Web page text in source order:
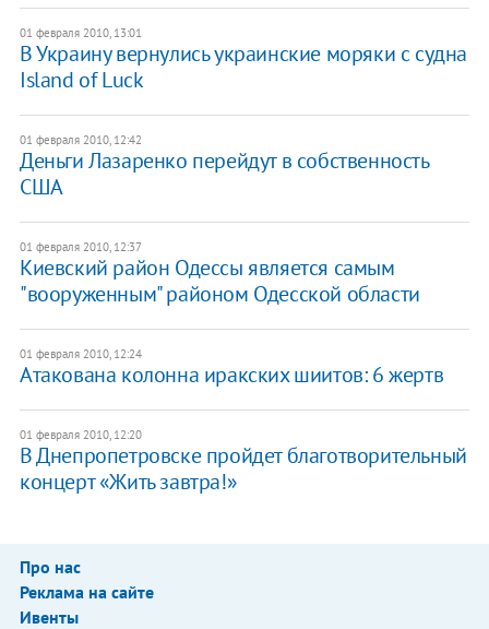
01 февраля 2010, 13:01
В Украину вернулись украинские моряки с судна
Island of Luck
01 февраля 2010, 12:42
Деньги Лазаренко перейдут в собственность
США
01 февраля 2010, 12:37
Киевский район Одессы является самым
"вооруженным" районом Одесской области
01 февраля 2010, 12:24
Атакована колонна иракских шиитов: 6 жертв
01 февраля 2010, 12:20
В Днепропетровске пройдет благотворительный
концерт «Жить завтра!»
Про нас
Реклама на сайте
Ивенты